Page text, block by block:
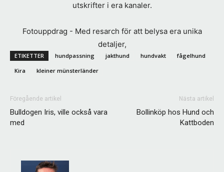
utskrifter i era kanaler.
Fotouppdrag - Med resarch för att belysa era unika
detaljer,
ETIKETTER hundpassning jakthund hundvakt
fågelhund
Kira
kleiner münsterländer
Föregående artikel
Bulldogen Iris, ville också vara
med
Nästa artikel
Bollinköp hos Hund och
Kattboden